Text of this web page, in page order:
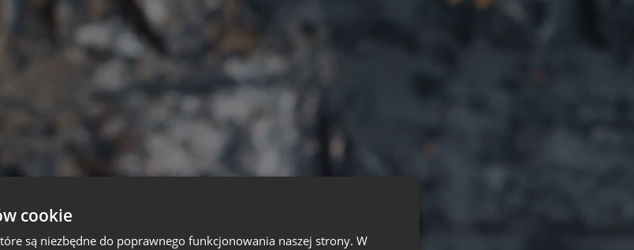
cookie
są niezbędne do poprawnego funkcjonowania naszej strony. W